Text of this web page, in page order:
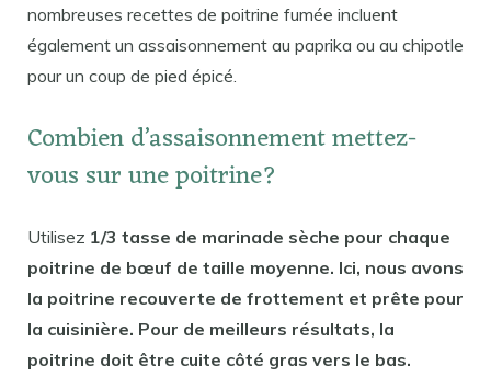
nombreuses recettes de poitrine fumée incluent
également un assaisonnement au paprika ou au chipotle
pour un coup de pied épicé.
Combien d’assaisonnement mettez-
vous sur une poitrine?
Utilisez 1/3 tasse de marinade sèche pour chaque
poitrine de bœuf de taille moyenne. Ici, nous avons
la poitrine recouverte de frottement et prête pour
la cuisinière. Pour de meilleurs résultats, la
poitrine doit être cuite côté gras vers le bas.